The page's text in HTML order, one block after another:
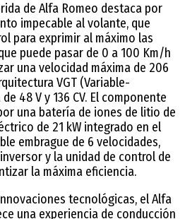
de Alfa Romeo destaca por
impecable al volante, que
para exprimir al máximo las
puede pasar de 0 a 100 Km/h
una velocidad máxima de 206
VGT (Variable-
48 V y 136 CV. El componente
una batería de iones de litio de
de 21 kW integrado en el
embrague de 6 velocidades,
y la unidad de control de
la máxima eficiencia.
tecnológicas, el Alfa
una experiencia de conducción